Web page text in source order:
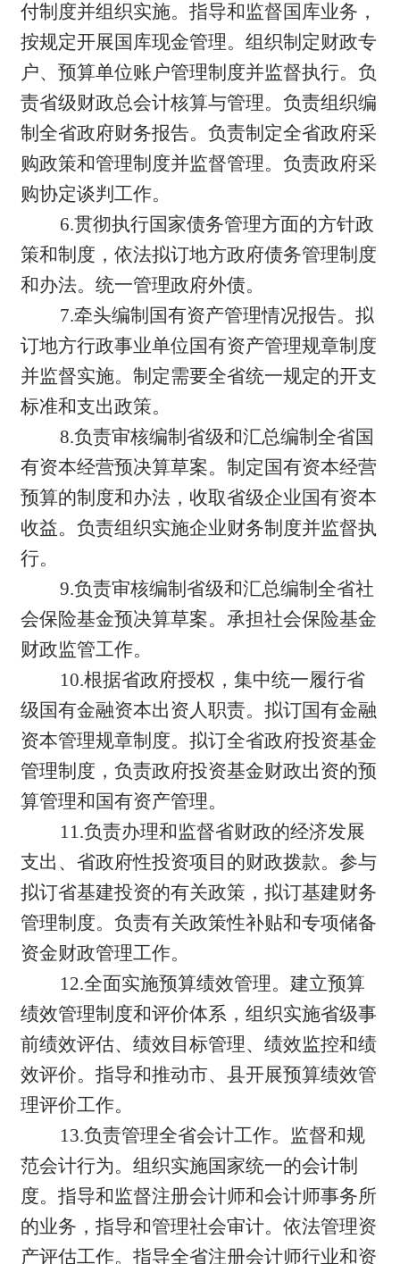
付制度并组织实施。指导和监督国库业务，
按规定开展国库现金管理。组织制定财政专
户、预算单位账户管理制度并监督执行。负
责省级财政总会计核算与管理。负责组织编
制全省政府财务报告。负责制定全省政府采
购政策和管理制度并监督管理。负责政府采
购协定谈判工作。
6.贯彻执行国家债务管理方面的方针政
策和制度，依法拟订地方政府债务管理制度
和办法。统一管理政府外债。
7.牵头编制国有资产管理情况报告。拟
订地方行政事业单位国有资产管理规章制度
并监督实施。制定需要全省统一规定的开支
标准和支出政策。
8.负责审核编制省级和汇总编制全省国
有资本经营预决算草案。制定国有资本经营
预算的制度和办法，收取省级企业国有资本
收益。负责组织实施企业财务制度并监督执
行。
9.负责审核编制省级和汇总编制全省社
会保险基金预决算草案。承担社会保险基金
财政监管工作。
10.根据省政府授权，集中统一履行省
级国有金融资本出资人职责。拟订国有金融
资本管理规章制度。拟订全省政府投资基金
管理制度，负责政府投资基金财政出资的预
算管理和国有资产管理。
11.负责办理和监督省财政的经济发展
支出、省政府性投资项目的财政拨款。参与
拟订省基建投资的有关政策，拟订基建财务
管理制度。负责有关政策性补贴和专项储备
资金财政管理工作。
12.全面实施预算绩效管理。建立预算
绩效管理制度和评价体系，组织实施省级事
前绩效评估、绩效目标管理、绩效监控和绩
效评价。指导和推动市、县开展预算绩效管
理评价工作。
13.负责管理全省会计工作。监督和规
范会计行为。组织实施国家统一的会计制
度。指导和监督注册会计师和会计师事务所
的业务，指导和管理社会审计。依法管理资
产评估工作。指导全省注册会计师行业和资